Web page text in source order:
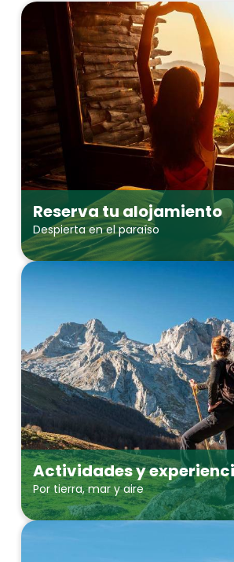
Reserva tu alojamiento
Despierta en el paraíso
Actividades y
Por tierra, mar y aire